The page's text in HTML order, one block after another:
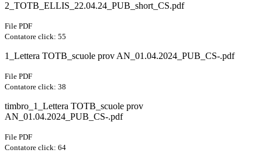
2_TOTB_ELLIS_22.04.24_PUB_short_CS.pdf
File PDF
Contatore click: 55
1_Lettera TOTB_scuole prov AN_01.04.2024_PUB_CS-.pdf
File PDF
Contatore click: 38
timbro_1_Lettera TOTB_scuole prov
AN_01.04.2024_PUB_CS-.pdf
File PDF
Contatore click: 64